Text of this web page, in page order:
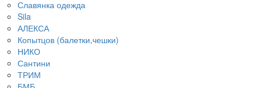
Славянка одежда
Sila
АЛЕКСА
Копытцов (балетки,чешки)
НИКО
Сантини
ТРИМ